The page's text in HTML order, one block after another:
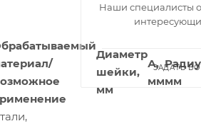
Диаметр
шейки,
мм
А,
мммм
Наши специалисты
ЗАДАТЬ